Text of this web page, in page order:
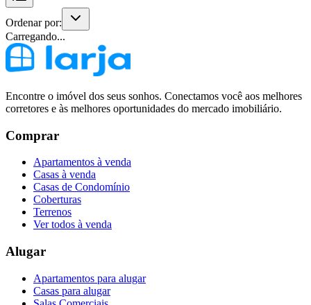
Ordenar por:
Carregando...
Encontre o imóvel dos seus sonhos. Conectamos você aos melhores
corretores e às melhores oportunidades do mercado imobiliário.
Comprar
Apartamentos à venda
Casas à venda
Casas de Condomínio
Coberturas
Terrenos
Ver todos à venda
Alugar
Apartamentos para alugar
Casas para alugar